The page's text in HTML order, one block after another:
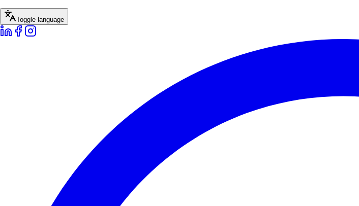
Toggle language